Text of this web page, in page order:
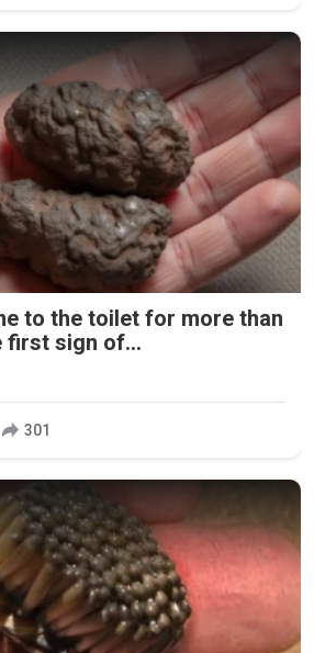
to the toilet for more than
first sign of...
301